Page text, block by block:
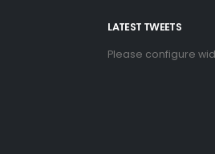
LATEST TWEETS
Please configure